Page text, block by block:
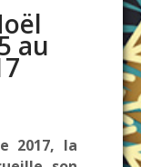
au
2017, la